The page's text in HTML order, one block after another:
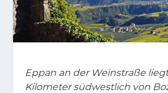
Eppan an der Weinstraße
Kilometer südwestlich von